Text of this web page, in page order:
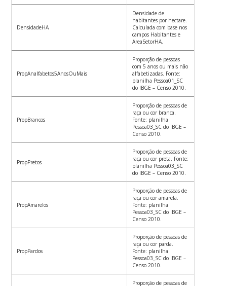
DensidadeHA
Densidade de
habitantes por hectare.
Calculada com base nos
campos Habitantes e
AreaSetorHA.
PropAnalfabetos5AnosOuMais
Proporção de pessoas
com 5 anos ou mais não
alfabetizadas. Fonte:
planilha Pessoa01_SC
do IBGE – Censo 2010.
PropBrancos
Proporção de pessoas de
raça ou cor branca.
Fonte: planilha
Pessoa03_SC do IBGE –
Censo 2010.
PropPretos
Proporção de pessoas de
raça ou cor preta. Fonte:
planilha Pessoa03_SC
do IBGE – Censo 2010.
PropAmarelos
Proporção de pessoas de
raça ou cor amarela.
Fonte: planilha
Pessoa03_SC do IBGE –
Censo 2010.
PropPardos
Proporção de pessoas de
raça ou cor parda.
Fonte: planilha
Pessoa03_SC do IBGE –
Censo 2010.
Proporção de pessoas de